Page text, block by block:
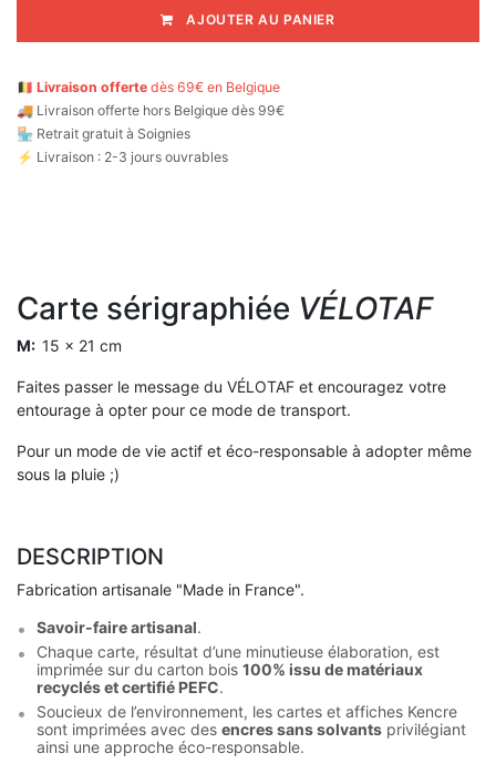
AJOUTER AU PANIER
🇧🇪 Livraison offerte dès 69€ en Belgique
🚚 Livraison offerte hors Belgique dès 99€
🏪 Retrait gratuit à Soignies
⚡ Livraison : 2-3 jours ouvrables
Carte sérigraphiée VÉLOTAF
M: 15 x 21 cm
Faites passer le message du VÉLOTAF et encouragez votre
entourage à opter pour ce mode de transport.
Pour un mode de vie actif et éco-responsable à adopter même
sous la pluie ;)
DESCRIPTION
Fabrication artisanale "Made in France".
Savoir-faire artisanal.
Chaque carte, résultat d’une minutieuse élaboration, est
imprimée sur du carton bois 100% issu de matériaux
recyclés et certifié PEFC.
Soucieux de l’environnement, les cartes et affiches Kencre
sont imprimées avec des encres sans solvants privilégiant
ainsi une approche éco-responsable.